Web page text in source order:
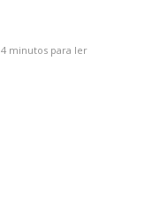
4 minutos para ler